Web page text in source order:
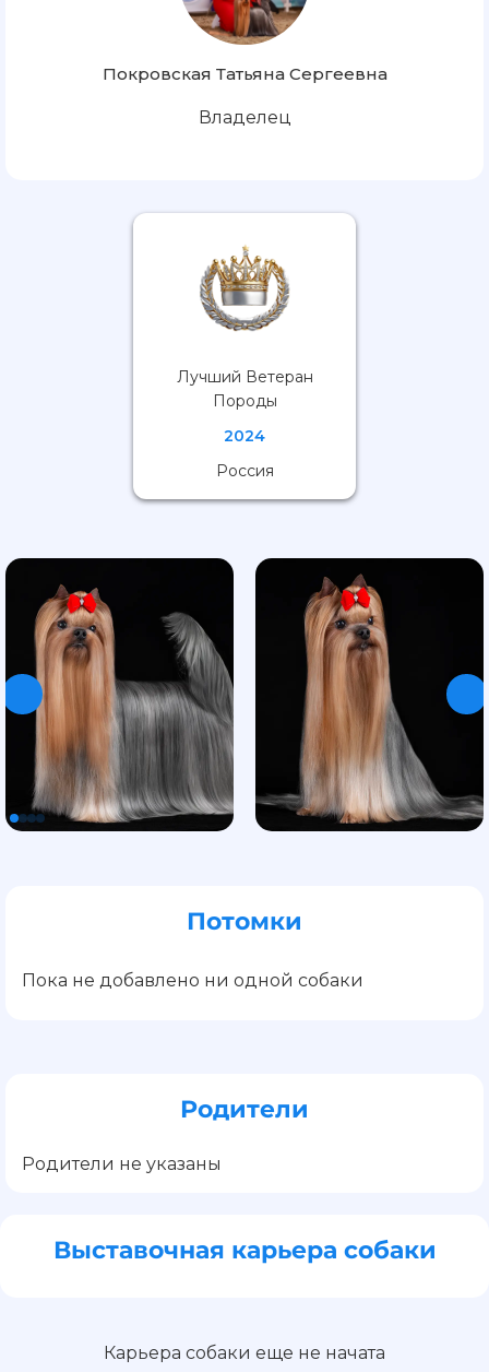
Покровская Татьяна Сергеевна
Владелец
Лучший Ветеран
Породы
2024
Россия
Потомки
Пока не добавлено ни одной собаки
Родители
Родители не указаны
Выставочная карьера собаки
Карьера собаки еще не начата